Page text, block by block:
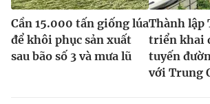
Cần 15.000 tấn giống lúa
để khôi phục sản xuất
sau bão số 3 và mưa lũ
Thành lập
triển khai
tuyến
với Trung